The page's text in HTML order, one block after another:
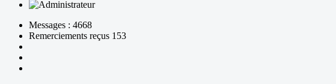
Messages : 4668
Remerciements reçus 153